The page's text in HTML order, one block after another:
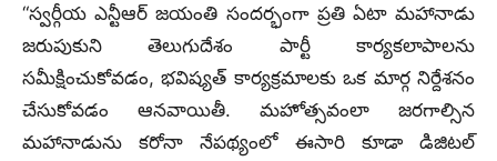
“స్వర్గీయ ఎన్టీఆర్ జయంతి సందర్భంగా ప్రతి ఏటా మహానాడు
జరుపుకుని తెలుగుదేశం పార్టీ కార్యకలాపాలను
సమీక్షించుకోవడం, భవిష్యత్ కార్యక్రమాలకు ఒక మార్గ నిర్దేశనం
చేసుకోవడం ఆనవాయితీ. మహోత్సవంలా జరగాల్సిన
మహానాడును కరోనా నేపథ్యంలో ఈసారి కూడా డిజిటల్